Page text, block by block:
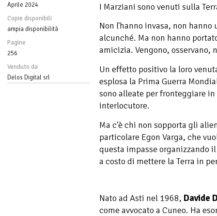
Aprile 2024
Copie disponibili
ampia disponibilità
Pagine
256
Venduto da
Delos Digital srl
I Marziani sono venuti sulla
Non l'hanno invasa, non
alcunché. Ma non hanno
amicizia. Vengono, osservano,
Un effetto positivo la loro
esplosa la Prima Guerra
sono alleate per fronteggiare
interlocutore.
Ma c'è chi non sopporta gli
particolare Egon Varga, che
questa impasse organizzando
a costo di mettere la Terra in
Nato ad Asti nel 1968, Davide
come avvocato a Cuneo. Ha